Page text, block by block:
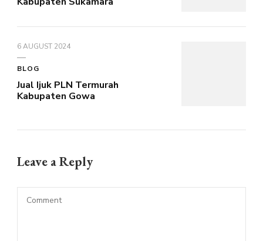
6 AUGUST 2024
BLOG
Jual Ijuk PLN Termurah
Kabupaten Gowa
Leave a Reply